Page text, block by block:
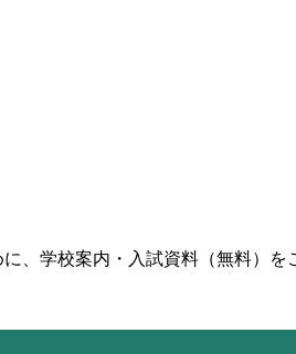
、学校案内・入試資料（無料）を